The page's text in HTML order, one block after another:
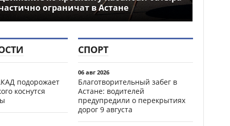
ограничат в Астане
подорожает
коснутся
СПОРТ
06 авг 2026
Благотворительный забег в
Астане: водителей
предупредили о перекрытиях
дорог 9 августа